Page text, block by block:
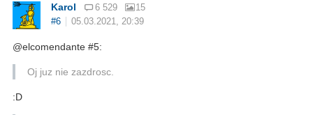
Karol 6 529
15
#6
05.03.2021, 20:39
@elcomendante #5:
Oj juz nie zazdrosc.
:D